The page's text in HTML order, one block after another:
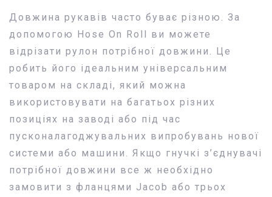
Довжина рукавів часто буває різною. За
допомогою Hose On Roll ви можете
відрізати рулон потрібної довжини. Це
робить його ідеальним універсальним
товаром на складі, який можна
використовувати на багатьох різних
позиціях на заводі або під час
пусконалагоджувальних випробувань нової
системи або машини. Якщо гнучкі з’єднувачі
потрібної довжини все ж необхідно
замовити з фланцями Jacob або трьох